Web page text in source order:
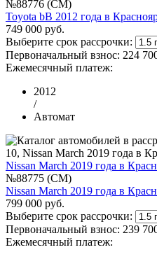
№88776 (CM)
Toyota bB 2012 года в
749 000 руб.
Выберите срок рассрочки:
Первоначальный взнос: 224
Ежемесячный платеж:
2012
/
Автомат
Nissan March 2019 года в
№88775 (CM)
Nissan March 2019 года в
799 000 руб.
Выберите срок рассрочки:
Первоначальный взнос: 239
Ежемесячный платеж: